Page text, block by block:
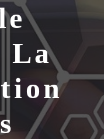
La